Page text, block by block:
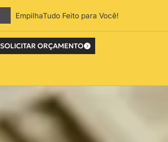
EmpilhaTudo Feito para Você!
SOLICITAR ORÇAMENTO